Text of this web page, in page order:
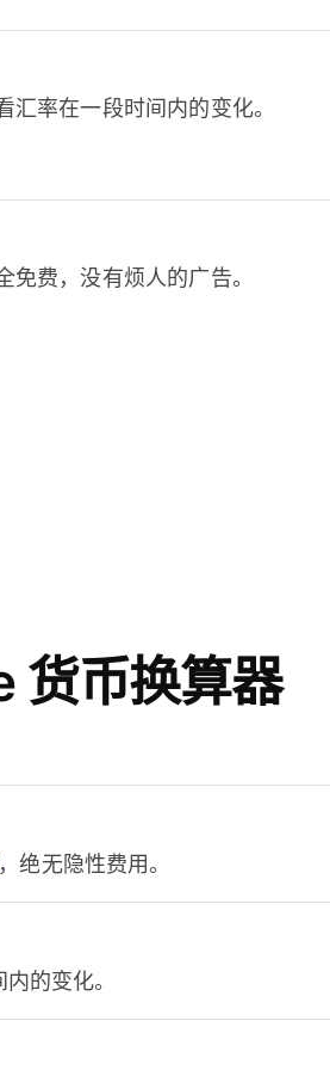
率在一段时间内的变化。
免费，没有烦人的广告。
货币换算器
，绝无隐性费用。
的变化。